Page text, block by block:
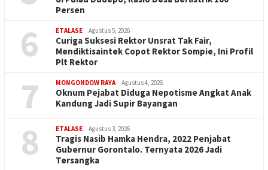
Persen
6 ETALASE Agustus 5, 2026
Curiga Suksesi Rektor Unsrat Tak Fair,
Mendiktisaintek Copot Rektor Sompie, Ini Profil
Plt Rektor
7 MONGONDOW RAYA Agustus 4, 2026
Oknum Pejabat Diduga Nepotisme Angkat Anak
Kandung Jadi Supir Bayangan
8 ETALASE Agustus 3, 2026
Tragis Nasib Hamka Hendra, 2022 Penjabat
Gubernur Gorontalo. Ternyata 2026 Jadi
Tersangka